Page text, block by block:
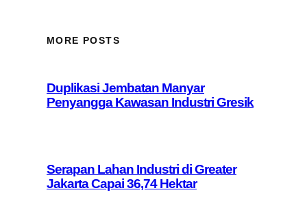
MORE POSTS
Duplikasi Jembatan Manyar
Penyangga Kawasan Industri Gresik
Serapan Lahan Industri di Greater
Jakarta Capai 36,74 Hektar